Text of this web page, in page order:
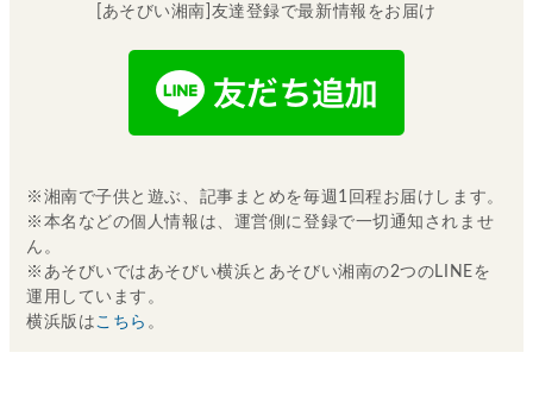
[あそびい湘南]友達登録で最新情報をお届け
※湘南で子供と遊ぶ、記事まとめを毎週1回程お届けします。
※本名などの個人情報は、運営側に登録で一切通知されませ
ん。
※あそびいではあそびい横浜とあそびい湘南の2つのLINEを
運用しています。
横浜版はこちら 。